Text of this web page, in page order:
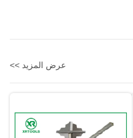
عرض المزيد >>